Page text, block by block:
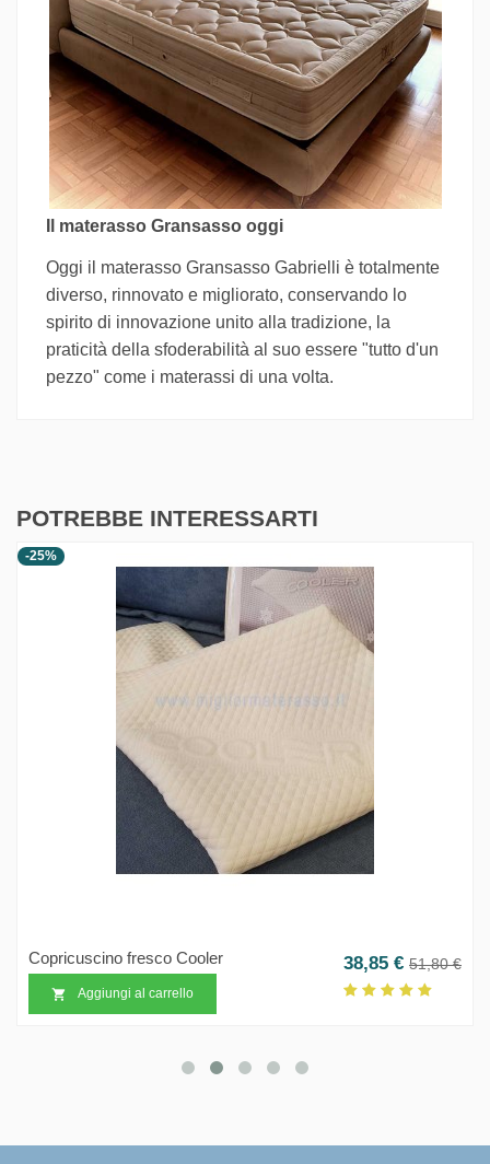
Il materasso Gransasso oggi
Oggi il materasso Gransasso Gabrielli è totalmente
diverso, rinnovato e migliorato, conservando lo
spirito di innovazione unito alla tradizione, la
praticità della sfoderabilità al suo essere "tutto d'un
pezzo" come i materassi di una volta.
POTREBBE INTERESSARTI
base
Copricuscino fresco Cooler
 Aggiungi al carrello
Prezzo
38,85 € Prezzo
51,80 €
-25%